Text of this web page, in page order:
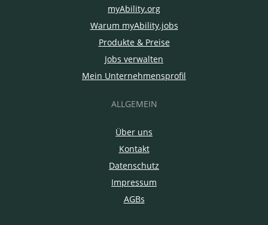
myAbility.org
Warum myAbility.jobs
Produkte & Preise
Jobs verwalten
Mein Unternehmensprofil
ALLGEMEIN
Über uns
Kontakt
Datenschutz
Impressum
AGBs